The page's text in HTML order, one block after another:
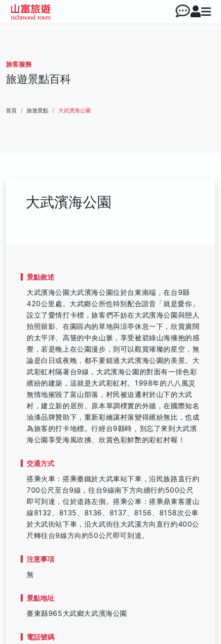
旅客服務
旅遊景點百科
首頁 旅遊景點 大武濱海公園
大武濱海公園
景點敘述
大武濱海公園大武濱海公園位於台東南端，在台9縣
420公里處。大武鄉公所也特別配合諧音「就是愛你」
設立了愛情打卡標，旅客們不妨在大武濱海公園與戀人
拍照留影、在園區內的草地與涼亭休息一下，欣賞廣闊
的太平洋、高聳的中央山脈，享受被碧綠山海擁抱的感
覺，若是晚上在公園漫步，則可以觀賞璀璨的星空，無
論是白日或夜晚，都不要錯過大武濱海公園的美景。大
武彩虹村隔著台9線，大武濱海公園的對面有一排色彩
繽紛的建築，這就是大武彩虹村。1998年的八八風災
無情地摧毀了富山部落，村民被迫遷村於山下的大武
村，建立新的居所。原本單調樸實的外牆，在國際知名
油漆品牌贊助下，重新彩繪讓村落變得繽紛無比，也成
為旅客的打卡地標。行經台9縣時，別忘了來到大武濱
海公園享受海風吹拂、欣賞色彩鮮艷的彩虹村喔！
交通方式
搭乘火車：搭乘臺鐵於大武車站下車，沿民族路直行約
700公尺至台9線，往台9線南下方向續行約500公尺
即可到達，位於道路左側。搭乘公車：搭乘鼎東客運山
線8132、8135、8136、8137、8156、8158次公車
於大武街站下車，沿大武街往大武溪方向直行約400公
尺轉往台9線方向約50公尺即可到達。
注意事項
無
景點地址
臺東縣965大武鄉大武濱海公園
電話號碼